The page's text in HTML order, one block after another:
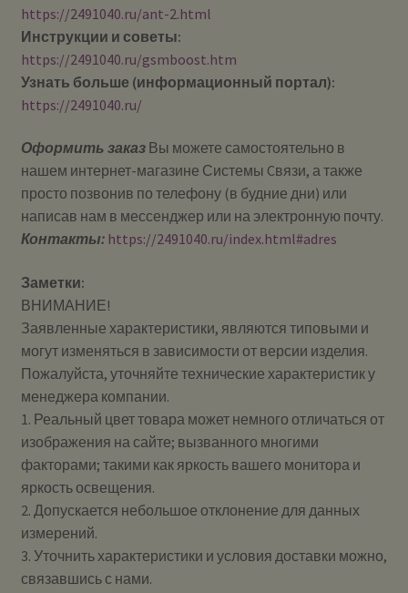
https://2491040.ru/ant-2.html
Инструкции и советы:
https://2491040.ru/gsmboost.htm
Узнать больше (информационный портал):
https://2491040.ru/
Оформить заказВы можете самостоятельно в
нашем интернет-магазине Системы Cвязи, а также
просто позвонив по телефону (в будние дни) или
написав нам в мессенджер или на электронную почту.
Контакты: https://2491040.ru/index.html#adres
Заметки:
ВНИМАНИЕ!
Заявленные характеристики, являются типовыми и
могут изменяться в зависимости от версии изделия.
Пожалуйста, уточняйте технические характеристик у
менеджера компании.
1. Реальный цвет товара может немного отличаться от
изображения на сайте; вызванного многими
факторами; такими как яркость вашего монитора и
яркость освещения.
2. Допускается небольшое отклонение для данных
измерений.
3. Уточнить характеристики и условия доставки можно,
связавшись с нами.